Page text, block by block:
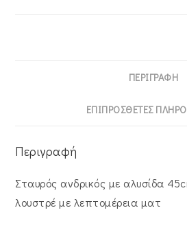
ΠΕΡΙΓΡΑΦΉ
ΕΠΙΠΡΌΣΘΕΤΕΣ
Περιγραφή
Σταυρός ανδρικός με αλυσίδα
λουστρέ με λεπτομέρεια ματ